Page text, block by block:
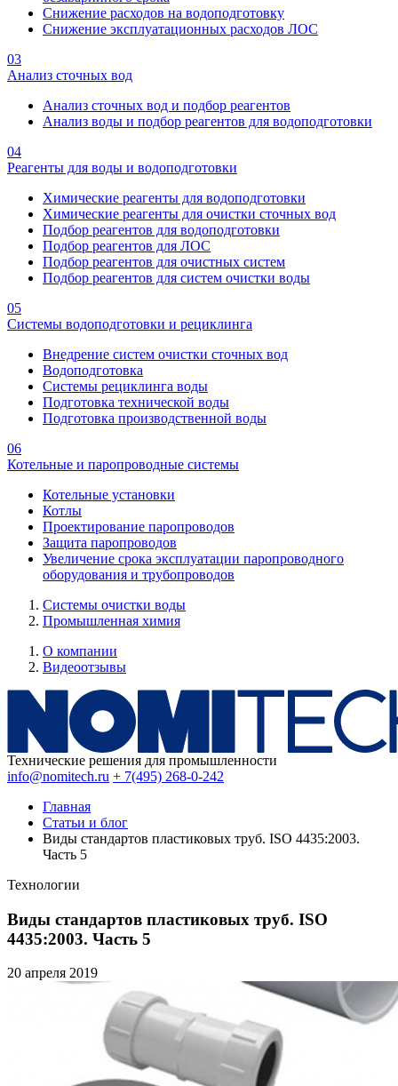
Снижение расходов на водоподготовку
Снижение эксплуатационных расходов ЛОС
03
Анализ сточных вод
Анализ сточных вод и подбор реагентов
Анализ воды и подбор реагентов для водоподготовки
04
Реагенты для воды и водоподготовки
Химические реагенты для водоподготовки
Химические реагенты для очистки сточных вод
Подбор реагентов для водоподготовки
Подбор реагентов для ЛОС
Подбор реагентов для очистных систем
Подбор реагентов для систем очистки воды
05
Системы водоподготовки и рециклинга
Внедрение систем очистки сточных вод
Водоподготовка
Системы рециклинга воды
Подготовка технической воды
Подготовка производственной воды
06
Котельные и паропроводные системы
Котельные установки
Котлы
Проектирование паропроводов
Защита паропроводов
Увеличение срока эксплуатации паропроводного
оборудования и трубопроводов
Системы очистки воды
Промышленная химия
О компании
Видеоотзывы
Технические решения для промышленности
info@nomitech.ru + 7(495) 268-0-242
Главная
Статьи и блог
Виды стандартов пластиковых труб. ISO 4435:2003.
Часть 5
Технологии
Виды стандартов пластиковых труб. ISO
4435:2003. Часть 5
20 апреля 2019